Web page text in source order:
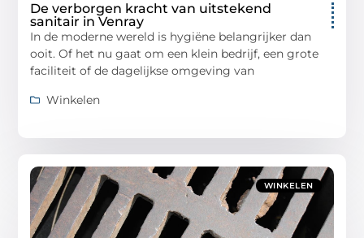
De verborgen kracht van uitstekend
sanitair in Venray
In de moderne wereld is hygiëne belangrijker dan
ooit. Of het nu gaat om een klein bedrijf, een grote
faciliteit of de dagelijkse omgeving van
Winkelen
WINKELEN